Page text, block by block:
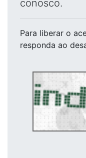
conosco.
Para liberar o
responda ao